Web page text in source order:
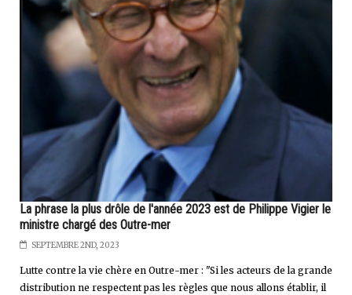
La phrase la plus drôle de l'année 2023 est de Philippe Vigier le
ministre chargé des Outre-mer
SEPTEMBRE 2ND, 2023
Lutte contre la vie chère en Outre-mer : "Si les acteurs de la grande
distribution ne respectent pas les règles que nous allons établir, il